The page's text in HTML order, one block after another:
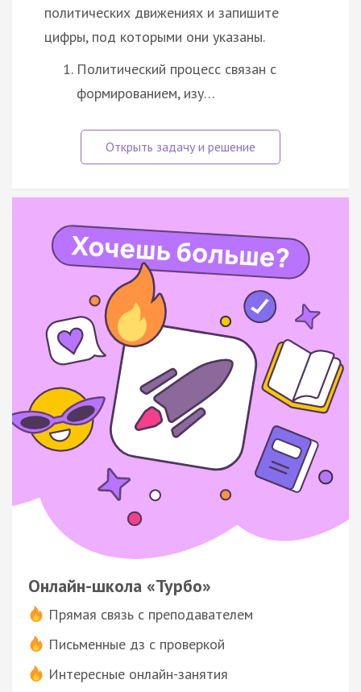
политических движениях и запишите
цифры, под которыми они указаны.
Политический процесс связан с
формированием, изу…
Онлайн-школа «Турбо»
Прямая связь с преподавателем
Письменные дз с проверкой
Интересные онлайн-занятия